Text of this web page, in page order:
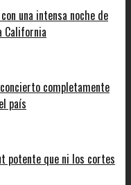
una intensa noche de
California
completamente
país
potente que ni los cortes